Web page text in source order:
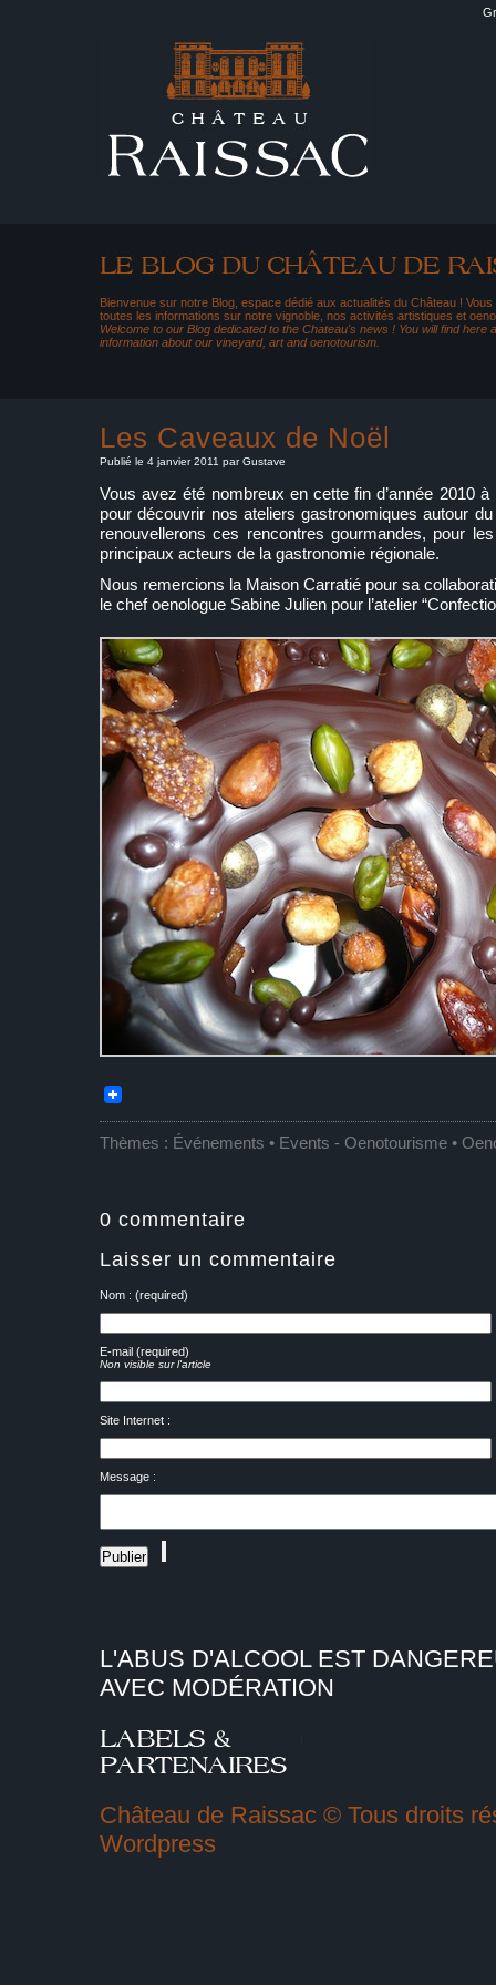
Bienvenue sur notre Blog, espace dédié aux actualités du Château !
toutes les informations sur notre vignoble, nos activités artistiques et
Welcome to our Blog dedicated to the Chateau's news ! You will find here
information about our vineyard, art and oenotourism.
Les Caveaux de Noël
Publié le 4 janvier 2011 par Gustave
Vous avez été nombreux en cette fin d’année 2010
pour découvrir nos ateliers gastronomiques autour
renouvellerons ces rencontres gourmandes, pour
principaux acteurs de la gastronomie régionale.
Nous remercions la Maison Carratié pour sa
le chef oenologue Sabine Julien pour l’atelier
Thèmes : Événements • Events - Oenotourisme •
0 commentaire
Laisser un commentaire
Nom : (required)
E-mail (required)
Non visible sur l'article
Site Internet :
Message :
L'ABUS D'ALCOOL EST
AVEC MODÉRATION
Château de Raissac © Tous droits
Wordpress